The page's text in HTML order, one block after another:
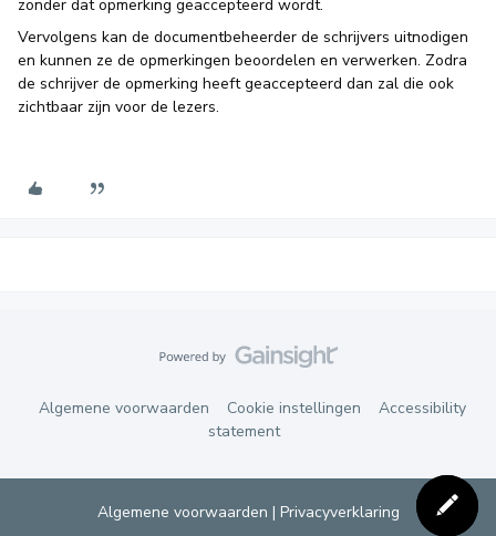
zonder dat opmerking geaccepteerd wordt.
Vervolgens kan de documentbeheerder de schrijvers uitnodigen
en kunnen ze de opmerkingen beoordelen en verwerken. Zodra
de schrijver de opmerking heeft geaccepteerd dan zal die ook
zichtbaar zijn voor de lezers.
Algemene voorwaarden Cookie instellingen
Accessibility
statement
Algemene voorwaarden | Privacyverklaring